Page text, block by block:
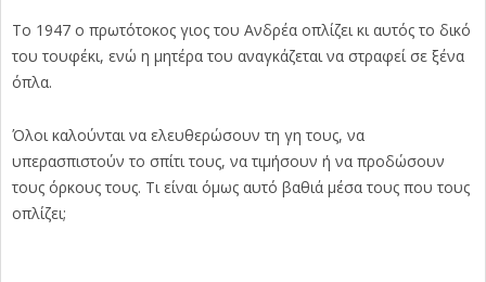
Το 1947 ο πρωτότοκος γιος του Ανδρέα οπλίζει κι αυτός το δικό
του τουφέκι, ενώ η μητέρα του αναγκάζεται να στραφεί σε ξένα
όπλα.
Όλοι καλούνται να ελευθερώσουν τη γη τους, να
υπερασπιστούν το σπίτι τους, να τιμήσουν ή να προδώσουν
τους όρκους τους. Τι είναι όμως αυτό βαθιά μέσα τους που τους
οπλίζει;